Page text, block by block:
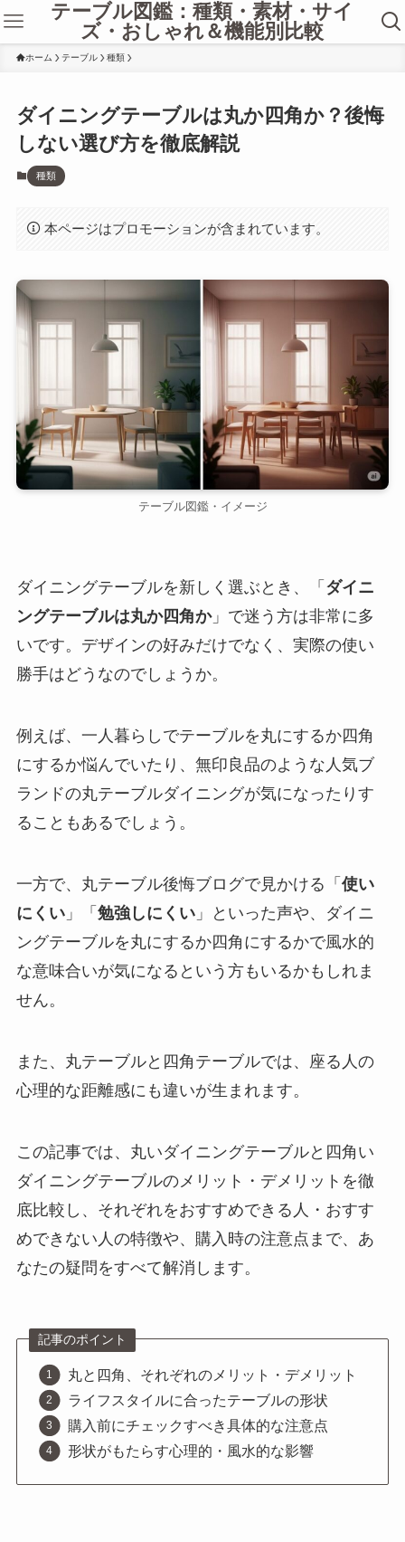
テーブル図鑑：種類・素材・サイ
ズ・おしゃれ＆機能別比較
ホーム テーブル 種類
ダイニングテーブルは丸か四角か？後悔
しない選び方を徹底解説
種類
本ページはプロモーションが含まれています。
テーブル図鑑・イメージ
ダイニングテーブルを新しく選ぶとき、「 ダイニ
ングテーブルは丸か四角か」で迷う方は非常に多
いです。デザインの好みだけでなく、実際の使い
勝手はどうなのでしょうか。
例えば、一人暮らしでテーブルを丸にするか四角
にするか悩んでいたり、無印良品のような人気ブ
ランドの丸テーブルダイニングが気になったりす
ることもあるでしょう。
一方で、丸テーブル後悔ブログで見かける「 使い
にくい」「 勉強しにくい」といった声や、ダイニ
ングテーブルを丸にするか四角にするかで風水的
な意味合いが気になるという方もいるかもしれま
せん。
また、丸テーブルと四角テーブルでは、座る人の
心理的な距離感にも違いが生まれます。
この記事では、丸いダイニングテーブルと四角い
ダイニングテーブルのメリット・デメリットを徹
底比較し、それぞれをおすすめできる人・おすす
めできない人の特徴や、購入時の注意点まで、あ
なたの疑問をすべて解消します。
記事のポイント
丸と四角、それぞれのメリット・デメリット
ライフスタイルに合ったテーブルの形状
購入前にチェックすべき具体的な注意点
形状がもたらす心理的・風水的な影響